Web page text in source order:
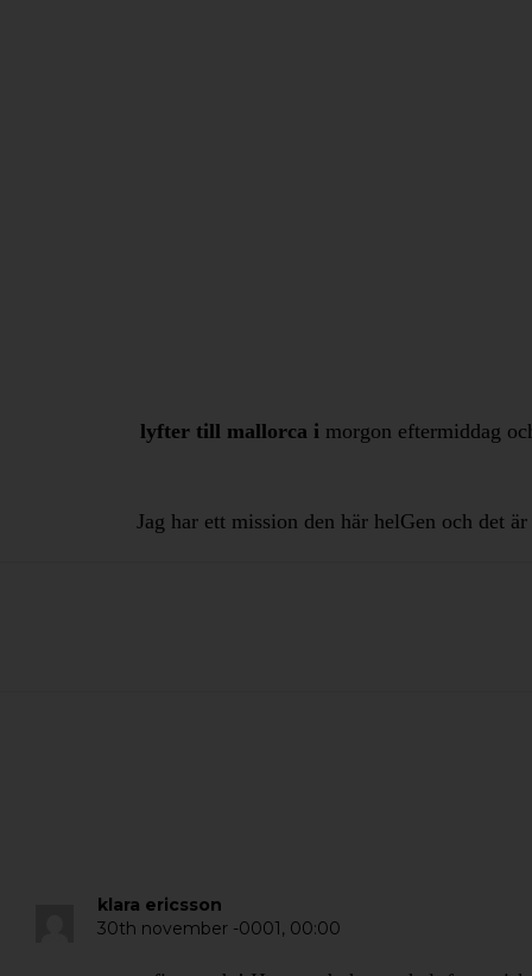
lyfter till mallorca imorgon eftermiddag
Jag har ett mission den här helGen och det
klara ericsson
30th november -0001, 00:00